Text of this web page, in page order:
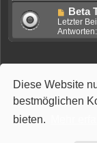
Diese Website
bestmöglichen
bieten.
Beta
Letzter
Antworten:
Wer ist online?
Mitglieder in